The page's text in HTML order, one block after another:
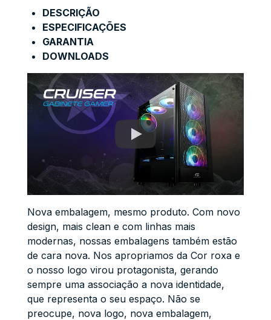
DESCRIÇÃO
ESPECIFICAÇÕES
GARANTIA
DOWNLOADS
Nova embalagem, mesmo produto. Com novo
design, mais clean e com linhas mais
modernas, nossas embalagens também estão
de cara nova. Nos apropriamos da Cor roxa e
o nosso logo virou protagonista, gerando
sempre uma associação a nova identidade,
que representa o seu espaço. Não se
preocupe, nova logo, nova embalagem,